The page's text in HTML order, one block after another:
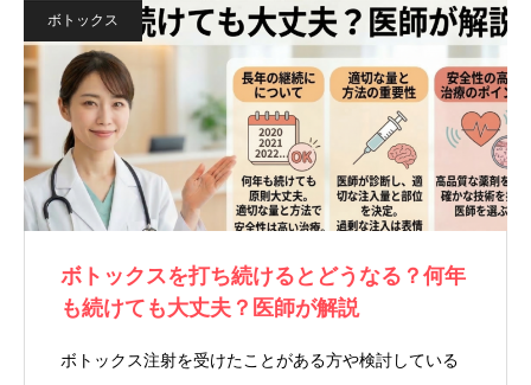
ボトックス
ボトックスを打ち続けるとどうなる？何年
も続けても大丈夫？医師が解説
ボトックス注射を受けたことがある方や検討している